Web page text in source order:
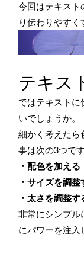
今回はテキスト
り伝わりやすく
テキス
ではテキストに
いでしょうか。
細かく考えたら
事は次の3つです
・配色を加える
・サイズを調整
・太さを調整す
非常にシンプル
にパワーを注入